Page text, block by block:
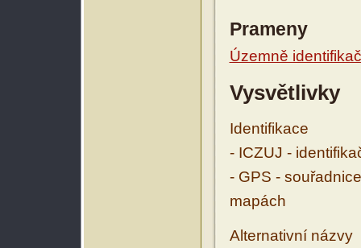
Prameny
Územně
Vysvětlivky
Identifikace
- ICZUJ -
- GPS -
mapách
Alternativní názvy